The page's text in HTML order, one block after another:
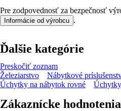
Pre zodpovednosť za bezpečnosť
Informácie od výrobcu .
Ďalšie kategórie
Preskočiť zoznam
Železiarstvo
Nábytkové
Úchytky na nábytok rovné
Zákaznícke hodnotenia